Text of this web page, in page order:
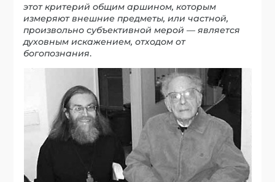
этот критерий общим аршином, которым
измеряют внешние предметы, или частной,
произвольно субъективной мерой — является
духовным искажением, отходом от
богопознания.